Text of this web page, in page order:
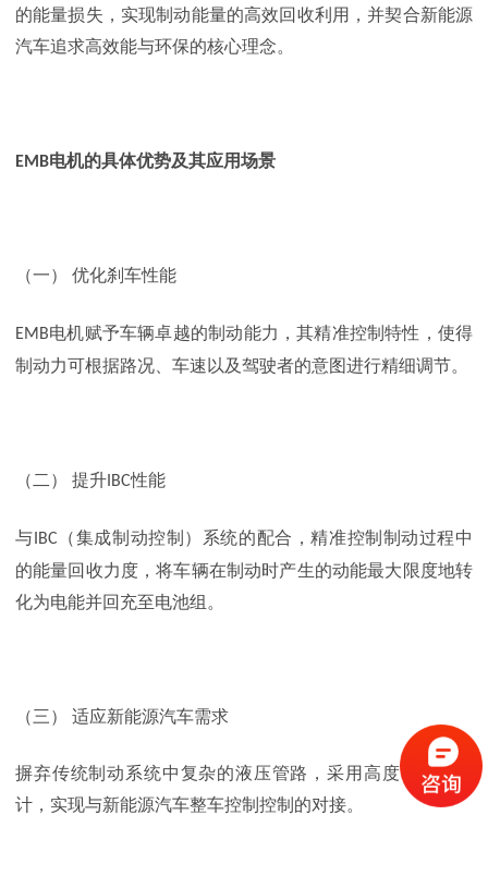
的能量损失，实现制动能量的高效回收利用，并契合新能源
汽车追求高效能与环保的核心理念。
EMB电机的具体优势及其应用场景
（一） 优化刹车性能
EMB电机赋予车辆卓越的制动能力，其精准控制特性，使得
制动力可根据路况、车速以及驾驶者的意图进行精细调节。
（二） 提升 IBC性能
与 IBC （集成制动控制）系统的配合，精准控制制动过程中
的能量回收力度，将车辆在制动时产生的动能最大限度地转
化为电能并回充至电池组。
（三） 适应新能源汽车需求
摒弃传统制动系统中复杂的液压管路，采用高度电控化设
计，实现与新能源汽车整车控制控制的对接。